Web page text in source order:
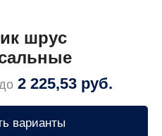
шруc
2 225,53 руб.
варианты